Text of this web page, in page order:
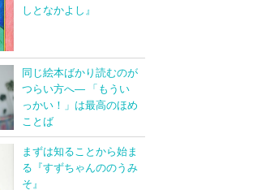
しとなかよし』
同じ絵本ばかり読むのが
つらい方へ― 「もうい
っかい！」は最高のほめ
ことば
まずは知ることから始ま
る『すずちゃんののうみ
そ』